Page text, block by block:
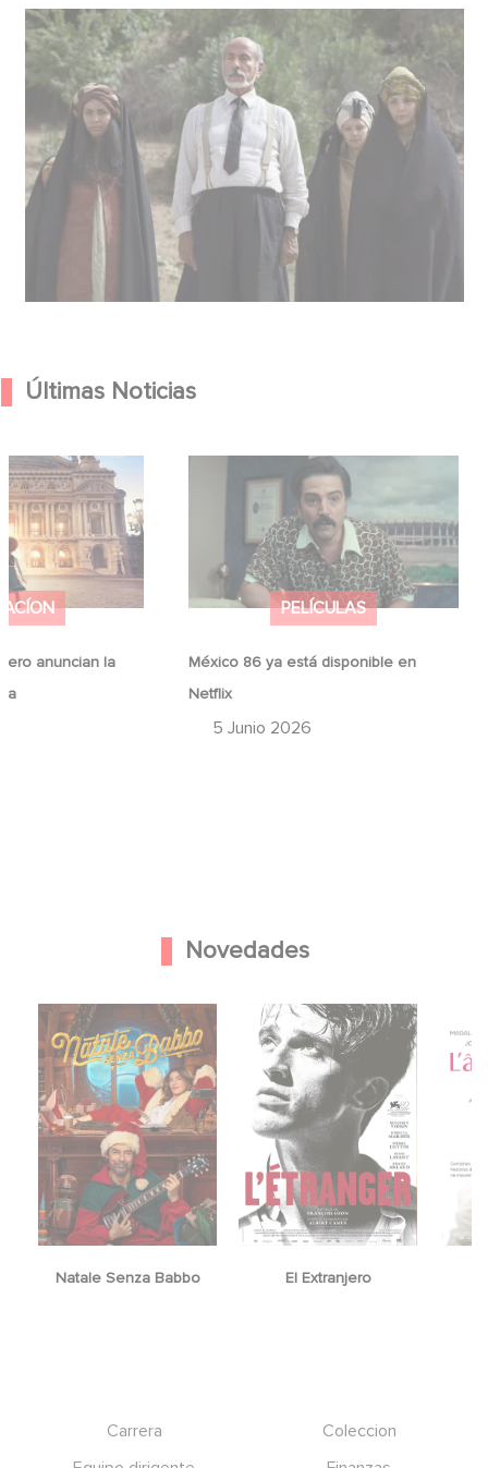
Últimas Noticias
anuncian la
anuncian la
PELÍCULAS
México 86 ya está disponible en
Netflix
5 Junio 2026
México 86 ya está disponible en
Novedades
Babbo El Extranjero You found me
Carrera
Coleccion